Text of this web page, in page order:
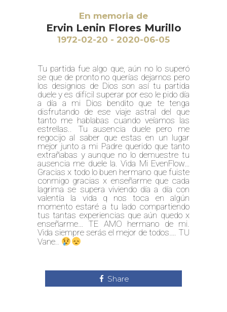
En memoria de
Ervin Lenin Flores Murillo
1972-02-20 - 2020-06-05
Tu partida fue algo que, aún no lo superó
se que de pronto no querías dejarnos pero
los designios de Dios son así tu partida
duele y es difícil superar por eso le pido día
a día a mi Dios bendito que te tenga
disfrutando de ese viaje astral del que
tanto me hablabas cuando veíamos las
estrellas.. Tu ausencia duele pero me
regocijo al saber que estas en un lugar
mejor junto a mi Padre querido que tanto
extrañabas y aunque no lo demuestre tu
ausencia me duele la. Vida Mi EvenFlow…
Gracias x todo lo buen hermano que fuiste
conmigo gracias x enseñarme que cada
lagrima se supera viviendo día a día con
valentía la vida q nos toca en algún
momento estaré a tu lado compartiendo
tus tantas experiencias que aún quedo x
enseñarme… TE AMO hermano de mi.
Vida siempre serás el mejor de todos…. TU
Vane..
Share